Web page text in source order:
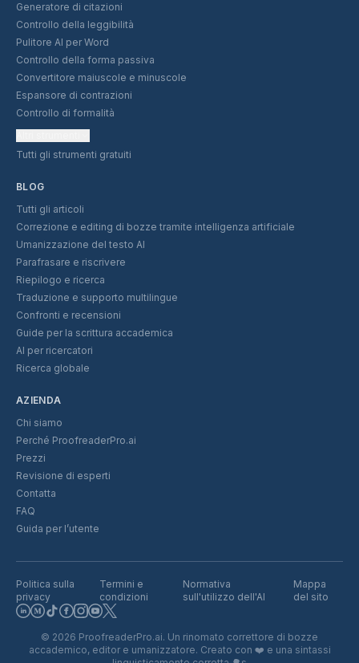
Generatore di citazioni
Controllo della leggibilità
Pulitore AI per Word
Controllo della forma passiva
Convertitore maiuscole e minuscole
Espansore di contrazioni
Controllo di formalità
Tutti gli strumenti gratuiti
BLOG
Tutti gli articoli
Correzione e editing di bozze tramite intelligenza artificiale
Umanizzazione del testo AI
Parafrasare e riscrivere
Riepilogo e ricerca
Traduzione e supporto multilingue
Confronti e recensioni
Guide per la scrittura accademica
AI per ricercatori
Ricerca globale
AZIENDA
Chi siamo
Perché ProofreaderPro.ai
Prezzi
Revisione di esperti
Contatta
FAQ
Guida per l’utente
Politica sulla
privacy
Termini e
condizioni
Normativa
sull'utilizzo dell'AI
Mappa
del sito
© 2026 ProofreaderPro.ai. Un rinomato correttore di bozze
accademico, editor e umanizzatore. Creato con ❤️ e una sintassi